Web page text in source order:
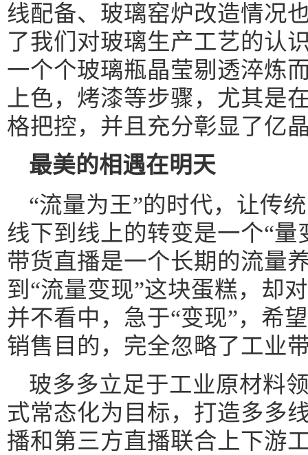
线配备、玻璃窑炉改造情况
了我们对玻璃生产工艺的认
一个个玻璃瓶晶莹剔透淬炼
上色，烤漆等步骤，尤其是
格把控，并且充分彰显了亿
最美的相遇在明天
“流量为王”的时代，让传
线下到线上的转变是一个“
带货直播是一个长期的流量
到“流量变现”这块蛋糕，却
并不看中，急于“变现”，希
销售目的，完全忽略了工业
玻多多立足于工业原材料
式常态化为目标，打造多多
播和第三方直播联合上下游